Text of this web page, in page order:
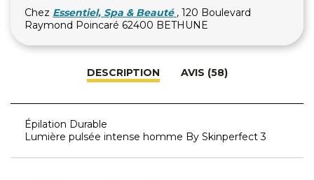
Chez Essentiel, Spa & Beauté , 120 Boulevard
Raymond Poincaré 62400 BETHUNE
DESCRIPTION AVIS (58)
Épilation Durable
Lumière pulsée intense homme By Skinperfect 3